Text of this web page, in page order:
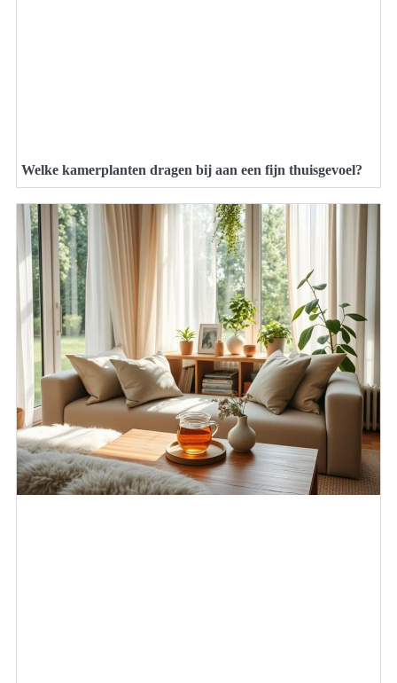
Welke kamerplanten dragen bij aan een fijn thuisgevoel?